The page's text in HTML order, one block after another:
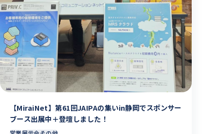
【MiraiNet】第61回JAIPAの集いin静岡でスポンサー
ブース出展中＋登壇しました！